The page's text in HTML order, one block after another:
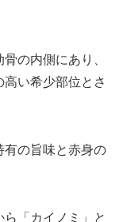
の内側にあり、
高い希少部位とさ
有の旨味と赤身の
「カイノミ」と